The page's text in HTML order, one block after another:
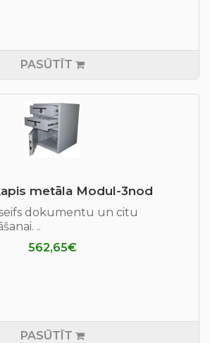
PASŪTĪT
metāla Modul-3nod
dokumentu un citu
..
562,65€
PASŪTĪT